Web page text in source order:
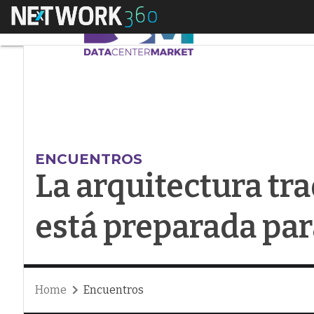
Menú
ENCUENTROS
La arquitectura
está preparada
Home Encuentros